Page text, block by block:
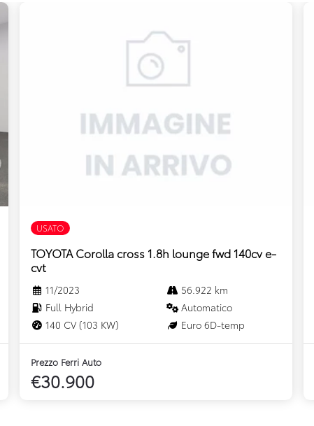
USATO
TOYOTA Corolla cross 1.8h lounge fwd 140cv e-
cvt
11/2023
56.922 km
Full Hybrid
Automatico
140 CV (103 KW)
Euro 6D-temp
Prezzo Ferri Auto
€30.900